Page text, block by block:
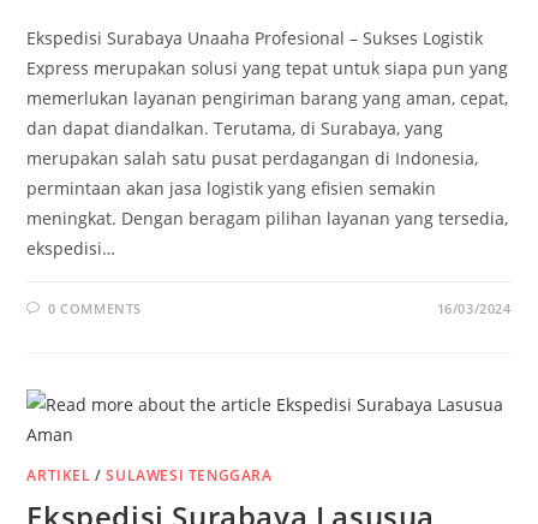
Ekspedisi Surabaya Unaaha Profesional – Sukses Logistik
Express merupakan solusi yang tepat untuk siapa pun yang
memerlukan layanan pengiriman barang yang aman, cepat,
dan dapat diandalkan. Terutama, di Surabaya, yang
merupakan salah satu pusat perdagangan di Indonesia,
permintaan akan jasa logistik yang efisien semakin
meningkat. Dengan beragam pilihan layanan yang tersedia,
ekspedisi…
0 COMMENTS 16/03/2024
ARTIKEL /SULAWESI TENGGARA